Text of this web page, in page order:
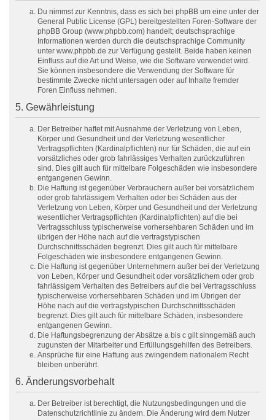
Du nimmst zur Kenntnis, dass es sich bei phpBB um eine unter der
General Public License (GPL) bereitgestellten Foren-Software der
phpBB Group (www.phpbb.com) handelt; deutschsprachige
Informationen werden durch die deutschsprachige Community
unter www.phpbb.de zur Verfügung gestellt. Beide haben keinen
Einfluss auf die Art und Weise, wie die Software verwendet wird.
Sie können insbesondere die Verwendung der Software für
bestimmte Zwecke nicht untersagen oder auf Inhalte fremder
Foren Einfluss nehmen.
5. Gewährleistung
Der Betreiber haftet mit Ausnahme der Verletzung von Leben,
Körper und Gesundheit und der Verletzung wesentlicher
Vertragspflichten (Kardinalpflichten) nur für Schäden, die auf ein
vorsätzliches oder grob fahrlässiges Verhalten zurückzuführen
sind. Dies gilt auch für mittelbare Folgeschäden wie insbesondere
entgangenen Gewinn.
Die Haftung ist gegenüber Verbrauchern außer bei vorsätzlichem
oder grob fahrlässigem Verhalten oder bei Schäden aus der
Verletzung von Leben, Körper und Gesundheit und der Verletzung
wesentlicher Vertragspflichten (Kardinalpflichten) auf die bei
Vertragsschluss typischerweise vorhersehbaren Schäden und im
übrigen der Höhe nach auf die vertragstypischen
Durchschnittsschäden begrenzt. Dies gilt auch für mittelbare
Folgeschäden wie insbesondere entgangenen Gewinn.
Die Haftung ist gegenüber Unternehmern außer bei der Verletzung
von Leben, Körper und Gesundheit oder vorsätzlichem oder grob
fahrlässigem Verhalten des Betreibers auf die bei Vertragsschluss
typischerweise vorhersehbaren Schäden und im Übrigen der
Höhe nach auf die vertragstypischen Durchschnittsschäden
begrenzt. Dies gilt auch für mittelbare Schäden, insbesondere
entgangenen Gewinn.
Die Haftungsbegrenzung der Absätze a bis c gilt sinngemäß auch
zugunsten der Mitarbeiter und Erfüllungsgehilfen des Betreibers.
Ansprüche für eine Haftung aus zwingendem nationalem Recht
bleiben unberührt.
6. Änderungsvorbehalt
Der Betreiber ist berechtigt, die Nutzungsbedingungen und die
Datenschutzrichtlinie zu ändern. Die Änderung wird dem Nutzer